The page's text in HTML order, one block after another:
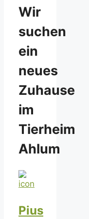
Wir
suchen
ein
neues
Zuhause
im
Tierheim
Ahlum
Pius